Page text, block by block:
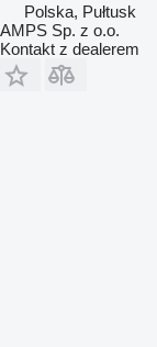
Polska, Pułtusk
AMPS Sp. z o.o.
Kontakt z dealerem